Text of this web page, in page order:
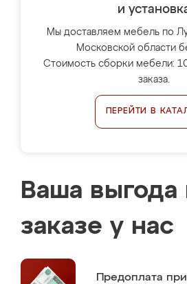
и
Мы доставляем мебель по
Московской области
Стоимость сборки мебели:
заказа.
ПЕРЕЙТИ В
Ваша выгода
заказе у нас
Предоплата